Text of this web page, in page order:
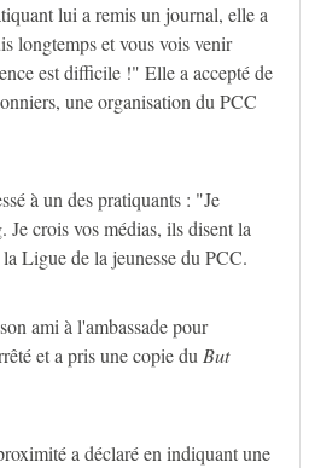
lui a remis un journal, elle a
longtemps et vous vois venir
est difficile !" Elle a accepté de
une organisation du PCC
à un des pratiquants : "Je
crois vos médias, ils disent la
Ligue de la jeunesse du PCC.
ami à l'ambassade pour
et a pris une copie duBut
a déclaré en indiquant une